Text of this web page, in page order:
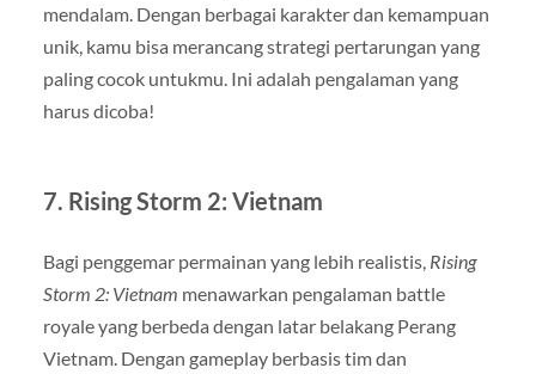
mendalam. Dengan berbagai karakter dan kemampuan
unik, kamu bisa merancang strategi pertarungan yang
paling cocok untukmu. Ini adalah pengalaman yang
harus dicoba!
7. Rising Storm 2: Vietnam
Bagi penggemar permainan yang lebih realistis, Rising
Storm 2: Vietnam menawarkan pengalaman battle
royale yang berbeda dengan latar belakang Perang
Vietnam. Dengan gameplay berbasis tim dan